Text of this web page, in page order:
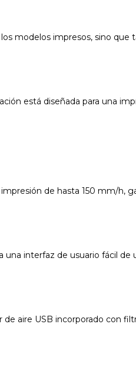
modelos impresos, sino
está diseñada para una
de hasta 150 mm/h,
interfaz de usuario fácil de
aire USB incorporado con